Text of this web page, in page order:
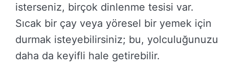
isterseniz, birçok dinlenme tesisi var.
Sıcak bir çay veya yöresel bir yemek için
durmak isteyebilirsiniz; bu, yolculuğunuzu
daha da keyifli hale getirebilir.